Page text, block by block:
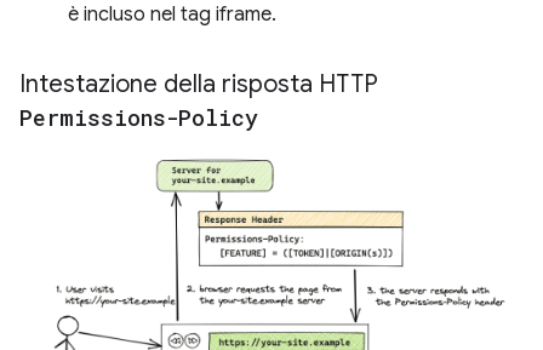
è incluso nel tag iframe.
Intestazione della risposta HTTP
Permissions-Policy